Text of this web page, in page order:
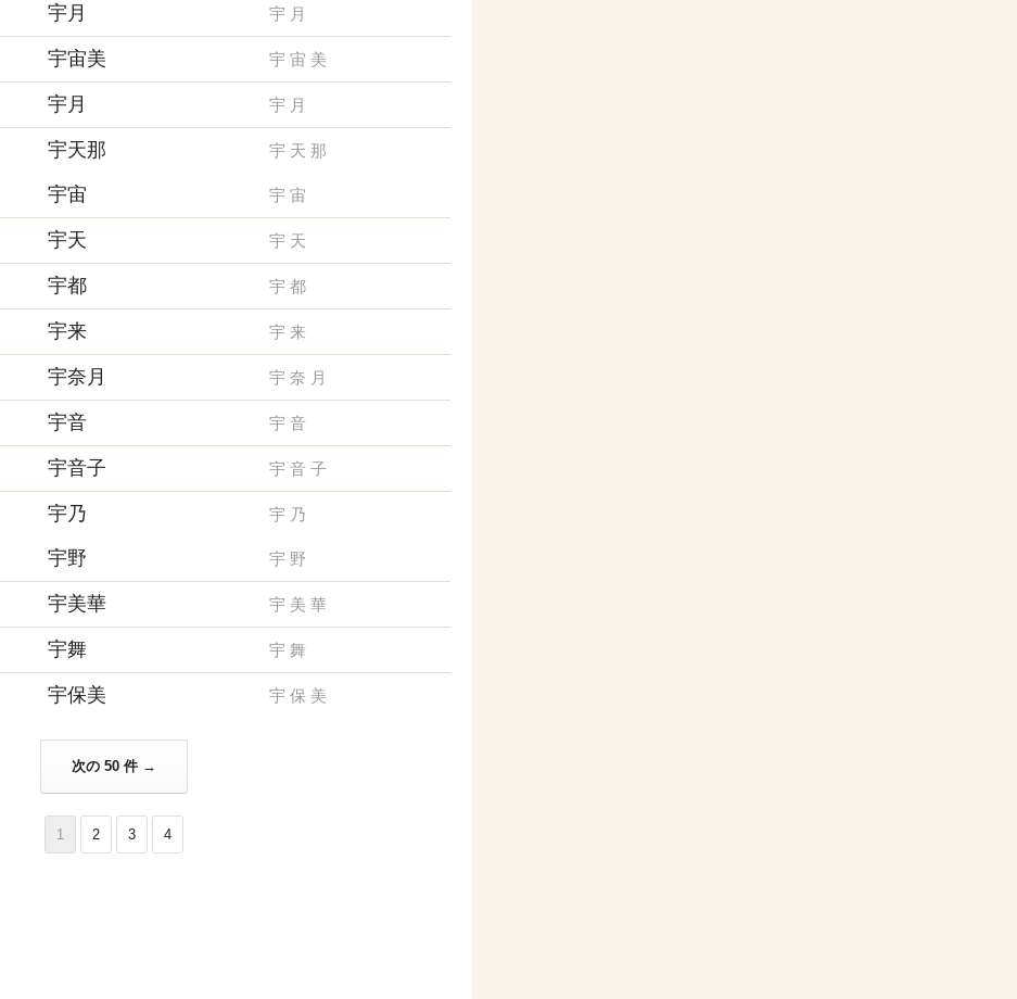
宇月 宇 月
宇宙美 宇 宙 美
宇月 宇 月
宇天那 宇 天 那
宇宙 宇 宙
宇天 宇 天
宇都 宇 都
宇来 宇 来
宇奈月 宇 奈 月
宇音 宇 音
宇音子 宇 音 子
宇乃 宇 乃
宇野 宇 野
宇美華 宇 美 華
宇舞 宇 舞
宇保美 宇 保 美
次の 50 件 →
1 2 3 4